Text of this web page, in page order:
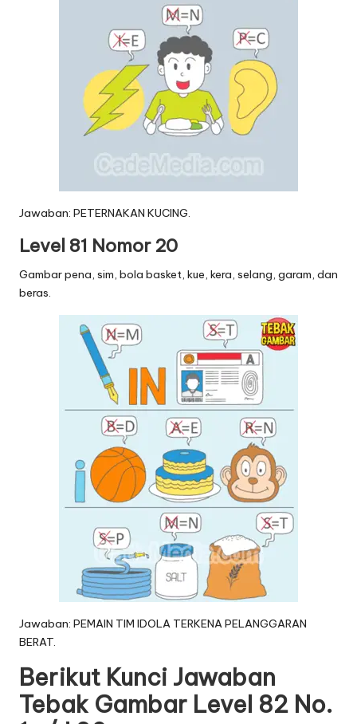
Jawaban: PETERNAKAN KUCING.
Level 81 Nomor 20
Gambar pena, sim, bola basket, kue, kera, selang, garam, dan
beras.
Jawaban: PEMAIN TIM IDOLA TERKENA PELANGGARAN
BERAT.
Berikut Kunci Jawaban
Tebak Gambar Level 82 No.